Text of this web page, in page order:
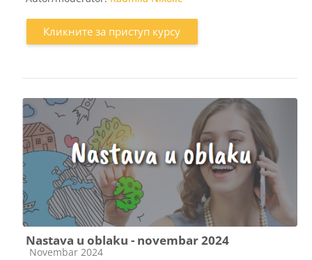
Кликните за приступ курсу
Nastava u oblaku - novembar 2024
Категорија курса
Novembar 2024